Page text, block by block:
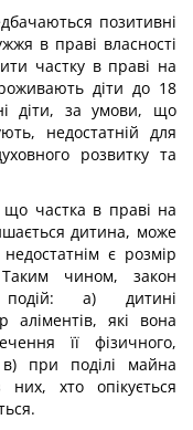
позитивні
в праві власності
частку в праві на
діти до 18
діти, за умови, що
недостатній для
розвитку та
що частка в праві на
дитина, може
є розмір
чином, закон
подій: а) дитині
аліментів, які вона
її фізичного,
в) при поділі майна
хто опікується